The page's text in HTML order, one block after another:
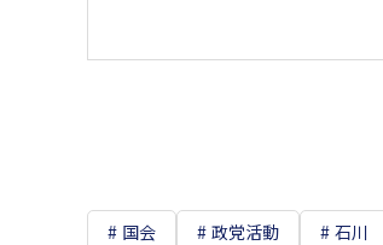
国会 政党活動 石川